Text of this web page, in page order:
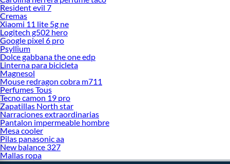
Resident evil 7
Cremas
Xiaomi 11 lite 5g ne
Logitech g502 hero
Google pixel 6 pro
Psyllium
Dolce gabbana the one edp
Linterna para bicicleta
Magnesol
Mouse redragon cobra m711
Perfumes Tous
Tecno camon 19 pro
Zapatillas North star
Narraciones extraordinarias
Pantalon impermeable hombre
Mesa cooler
Pilas panasonic aa
New balance 327
Mallas ropa